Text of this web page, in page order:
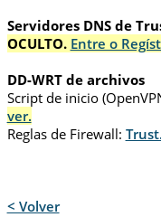
Servidores DNS de
OCULTO. Entre o
DD-WRT de archivos
Script de inicio
ver.
Reglas de Firewall:
< Volver